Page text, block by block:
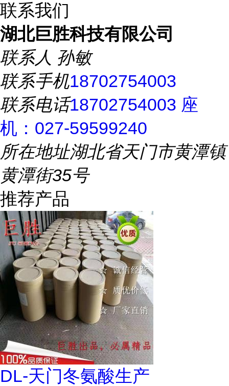
联系我们
湖北巨胜科技有限公司
联系人 孙敏
联系手机18702754003
联系电话18702754003 座
机：027-59599240
所在地址湖北省天门市黄潭镇
黄潭街35号
推荐产品
DL-天门冬氨酸生产